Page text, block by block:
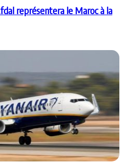
représentera le Maroc à la